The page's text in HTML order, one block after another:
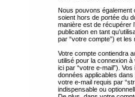
Nous pouvons également
soient hors de portée du
manière est de récupérer
publication en tant
par “votre compte”) et les
Votre compte contiendra
utilisé pour la connexion
ici par “votre e-mail”).
données applicables
votre e-mail requis par
indispensable ou